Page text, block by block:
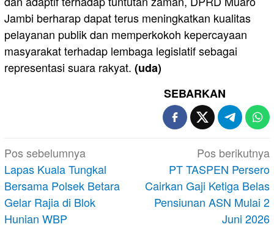
Jambi berharap dapat terus meningkatkan kualitas
pelayanan publik dan memperkokoh kepercayaan
masyarakat terhadap lembaga legislatif sebagai
representasi suara rakyat. (uda)
SEBARKAN
Navigasi
pos
Pos sebelumnya
Lapas Kuala Tungkal
Bersama Polsek Betara
Gelar Rajia di Blok
Hunian WBP
Pos berikutnya
PT TASPEN Persero
Cairkan Gaji Ketiga Belas
Pensiunan ASN Mulai 2
Juni 2026